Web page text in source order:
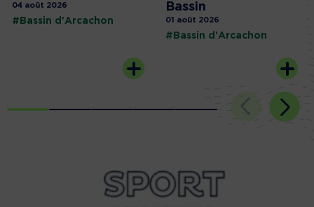
04 août 2026
#Bassin d'Arcachon
Bassin
01 août 2026
#Bassin d'Arcachon